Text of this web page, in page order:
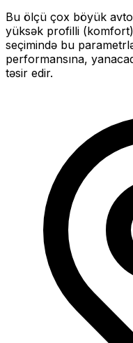
Bu ölçü çox böyük
yüksək profilli (komfort)
seçimində bu
performansına,
təsir edir.